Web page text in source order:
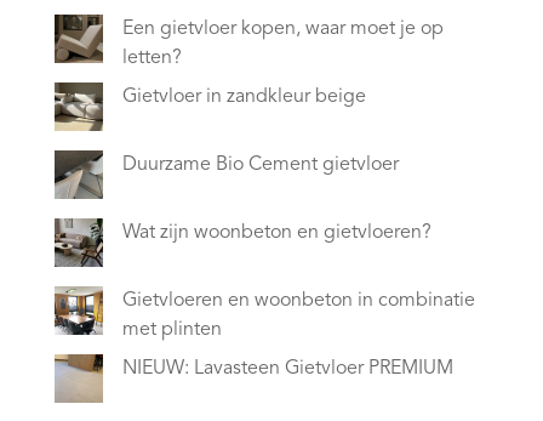
Een gietvloer kopen, waar moet je op
letten?
Gietvloer in zandkleur beige
Duurzame Bio Cement gietvloer
Wat zijn woonbeton en gietvloeren?
Gietvloeren en woonbeton in combinatie
met plinten
NIEUW: Lavasteen Gietvloer PREMIUM